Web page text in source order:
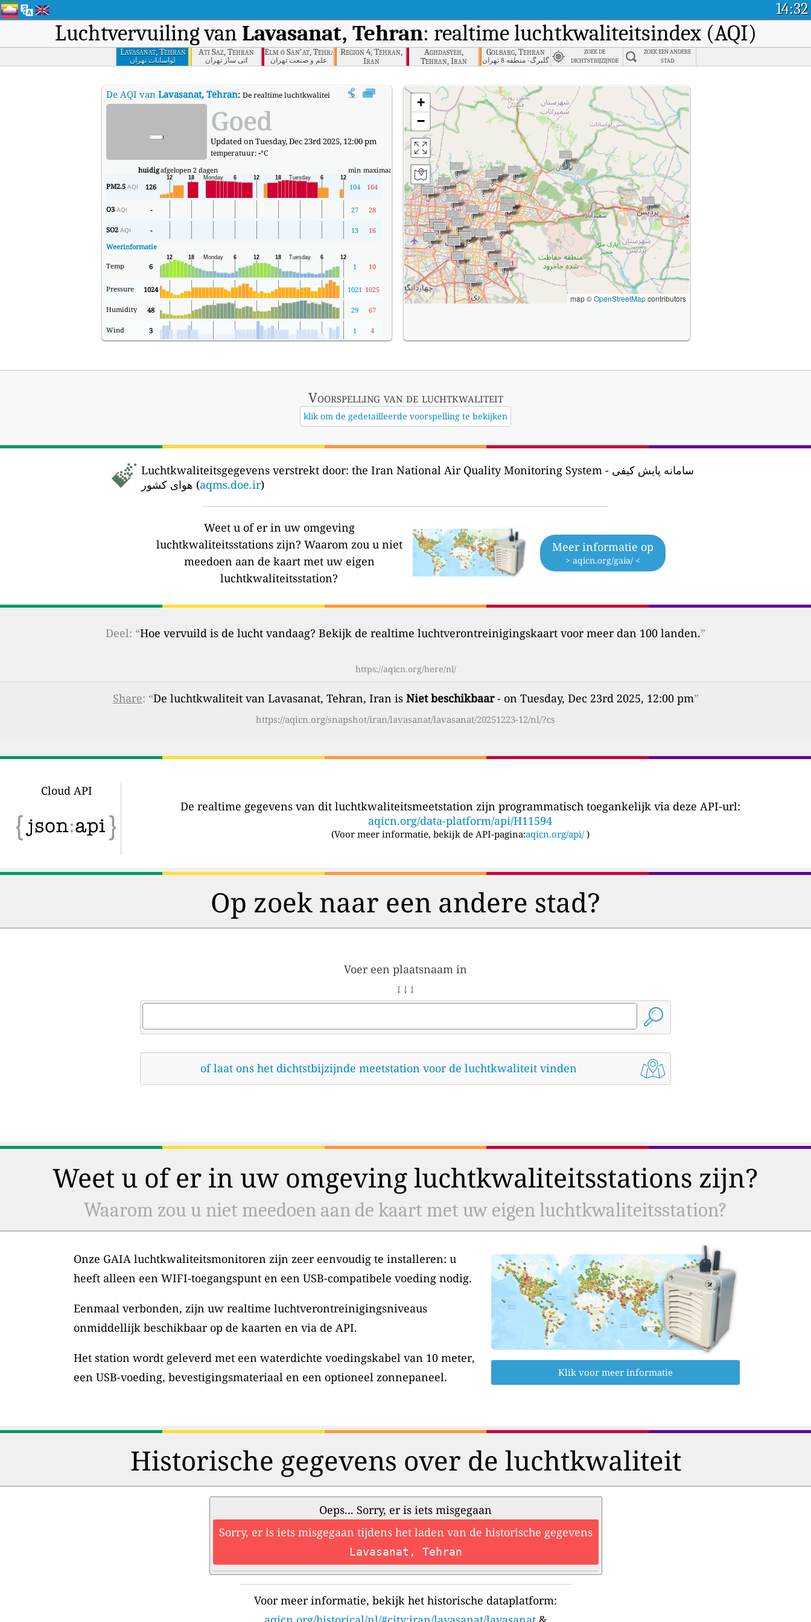
14:32
Luchtvervuiling van Lavasanat, Tehran: realtime luchtkwaliteitsindex (AQI)
Lavasanat, Tehran
لواسانات تهران
Ati Saz, Tehran
آتی ساز تهران
Elm o San'at, Tehran
علم و صنعت تهران
Region 4, Tehran,
Iran
Aghdasyeh,
Tehran, Iran
Golbarg, Tehran
گلبرگ- منطقه 8 تهران
ZOEK DE
DICHTSTBIJZIJNDE
ZOEK EEN ANDERE
STAD
De AQI van Lavasanat, Tehran: De realtime luchtkwaliteitsindex (AQI) van Lavasanat, Tehran.
- Goed
Updated on Tuesday, Dec 23rd 2025, 12:00 pm
temperatuur:-°C
huidigafgelopen 2 dagen min maximaal
PM2.5 AQI 126 104 164
O3 AQI - 27 28
SO2 AQI - 13
16
Weerinformatie
Temp 6 1 10
Pressure 1024 1021 1025
Humidity 48 29 67
Wind 3 1 4
+
−
map ©OpenStreetMapcontributors
Voorspelling van de luchtkwaliteit
klik om de gedetailleerde voorspelling te bekijken
Luchtkwaliteitsgegevens verstrekt door: the Iran National Air Quality Monitoring System - سامانه پایش کیفی
هوای کشور (aqms.doe.ir)
Weet u of er in uw omgeving
luchtkwaliteitsstations zijn? Waarom zou u niet
meedoen aan de kaart met uw eigen
luchtkwaliteitsstation?
Meer informatie op
> aqicn.org/gaia/ <
Deel: “Hoe vervuild is de lucht vandaag? Bekijk de realtime luchtverontreinigingskaart voor meer dan 100 landen.”
https://aqicn.org/here/nl/
Share: “De luchtkwaliteit van Lavasanat, Tehran, Iran is Niet beschikbaar- on Tuesday, Dec 23rd 2025, 12:00 pm”
https://aqicn.org/snapshot/iran/lavasanat/lavasanat/20251223-12/nl/?cs
Cloud API
De realtime gegevens van dit luchtkwaliteitsmeetstation zijn programmatisch toegankelijk via deze API-url:
aqicn.org/data-platform/api/H11594
(Voor meer informatie, bekijk de API-pagina:aqicn.org/api/ )
Op zoek naar een andere stad?
Voer een plaatsnaam in
↓ ↓ ↓
of laat ons het dichtstbijzijnde meetstation voor de luchtkwaliteit vinden
Weet u of er in uw omgeving luchtkwaliteitsstations zijn?
Waarom zou u niet meedoen aan de kaart met uw eigen luchtkwaliteitsstation?
Onze GAIA luchtkwaliteitsmonitoren zijn zeer eenvoudig te installeren: u
heeft alleen een WIFI-toegangspunt en een USB-compatibele voeding nodig.
Eenmaal verbonden, zijn uw realtime luchtverontreinigingsniveaus
onmiddellijk beschikbaar op de kaarten en via de API.
Het station wordt geleverd met een waterdichte voedingskabel van 10 meter,
een USB-voeding, bevestigingsmateriaal en een optioneel zonnepaneel.
Klik voor meer informatie
Historische gegevens over de luchtkwaliteit
Oeps... Sorry, er is iets misgegaan
Sorry, er is iets misgegaan tijdens het laden van de historische gegevens
Lavasanat, Tehran
Voor meer informatie, bekijk het historische dataplatform: